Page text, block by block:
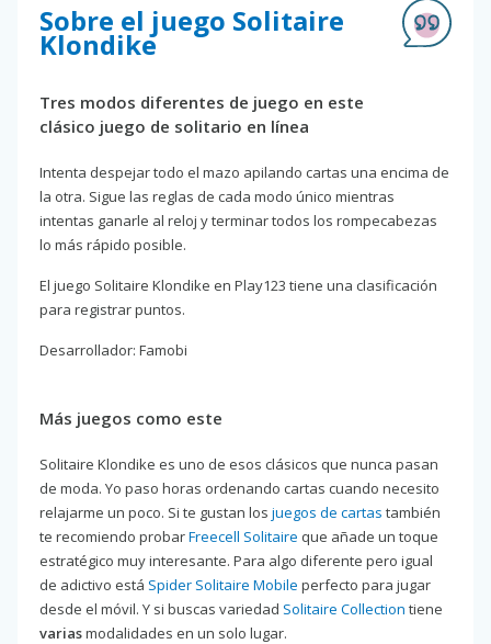
Sobre el juego Solitaire
Klondike
Tres modos diferentes de juego en este
clásico juego de solitario en línea
Intenta despejar todo el mazo apilando cartas una encima de
la otra. Sigue las reglas de cada modo único mientras
intentas ganarle al reloj y terminar todos los rompecabezas
lo más rápido posible.
El juego Solitaire Klondike en Play123 tiene una clasificación
para registrar puntos.
Desarrollador: Famobi
Más juegos como este
Solitaire Klondike es uno de esos clásicos que nunca pasan
de moda. Yo paso horas ordenando cartas cuando necesito
relajarme un poco. Si te gustan los juegos de cartas también
te recomiendo probarFreecell Solitaire que añade un toque
estratégico muy interesante. Para algo diferente pero igual
de adictivo está Spider Solitaire Mobile perfecto para jugar
desde el móvil. Y si buscas variedad Solitaire Collection tiene
variasmodalidades en un solo lugar.